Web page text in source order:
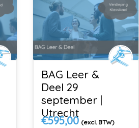
BAG Leer &
Deel 29
september |
Utrecht
€595,00 (excl. BTW)